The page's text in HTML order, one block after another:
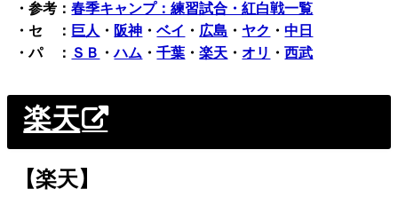
・参考：春季キャンプ：練習試合・紅白戦一覧
・セ ： 巨人 ・ 阪神 ・ベイ ・ 広島 ・ ヤク ・中日
・パ ： ＳＢ ・ハム ・千葉 ・楽天 ・オリ ・西武
楽天
【楽天】